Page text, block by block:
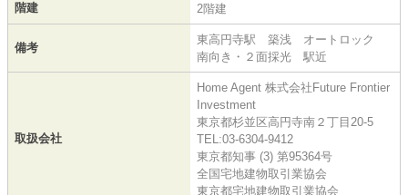
階建 2階建
備考
東高円寺駅 築浅 オートロック
南向き・２面採光 駅近
取扱会社
Home Agent 株式会社Future Frontier
Investment
東京都杉並区高円寺南２丁目20-5
TEL:03-6304-9412
東京都知事 (3) 第95364号
全国宅地建物取引業協会
東京都宅地建物取引業協会